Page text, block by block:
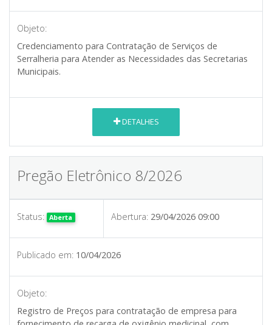
Objeto:
Credenciamento para Contratação de Serviços de
Serralheria para Atender as Necessidades das Secretarias
Municipais.
DETALHES
Pregão Eletrônico 8/2026
Status: Aberta Abertura: 29/04/2026 09:00
Publicado em: 10/04/2026
Objeto:
Registro de Preços para contratação de empresa para